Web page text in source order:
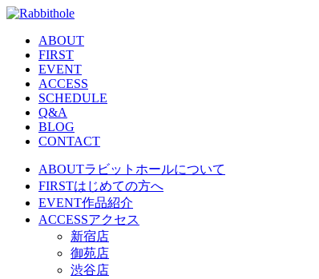
ABOUT
FIRST
EVENT
ACCESS
SCHEDULE
Q&A
BLOG
CONTACT
ABOUTラビットホールについて
FIRSTはじめての方へ
EVENT作品紹介
ACCESSアクセス
新宿店
御苑店
渋谷店